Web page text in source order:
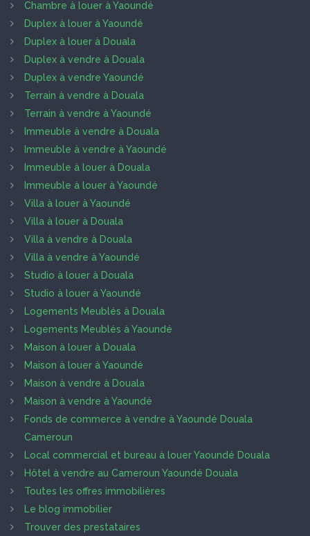
Chambre à louer à Yaoundé
Duplex à louer à Yaoundé
Duplex à louer à Douala
Duplex à vendre à Douala
Duplex à vendre Yaoundé
Terrain à vendre à Douala
Terrain à vendre à Yaoundé
Immeuble à vendre à Douala
Immeuble à vendre à Yaoundé
Immeuble à louer à Douala
Immeuble à louer à Yaoundé
Villa à louer à Yaoundé
Villa à louer à Douala
Villa à vendre à Douala
Villa à vendre à Yaoundé
Studio à louer à Douala
Studio à louer à Yaoundé
Logements Meublés à Douala
Logements Meublés à Yaoundé
Maison à louer à Douala
Maison à louer à Yaoundé
Maison à vendre à Douala
Maison à vendre à Yaoundé
Fonds de commerce à vendre à Yaoundé Douala
Cameroun
Local commercial et bureau à louer Yaoundé Douala
Hôtel à vendre au Cameroun Yaoundé Douala
Toutes les offres immobilières
Le blog immobilier
Trouver des prestataires